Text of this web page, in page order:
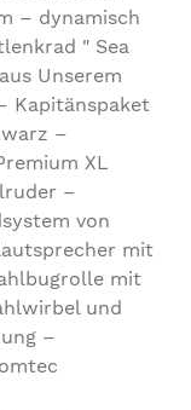
– dynamisch
" Sea
Unserem
Kapitänspaket
–
XL
–
von
mit
mit
und
–